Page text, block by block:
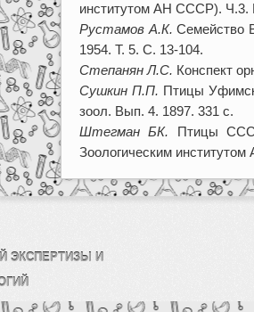
институтом АН СССР).
Рустамов А.К. Семейство
1954. Т. 5. С. 13-104.
Степанян Л.С. Конспект
Сушкин П.П. Птицы
зоол. Вып. 4. 1897. 331 с.
Штегман БК. Птицы
Зоологическим
ЭКСПЕРТИЗЫ И